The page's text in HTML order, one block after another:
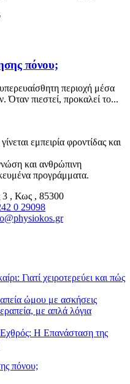
πόνου;
περιοχή μέσα
Όταν πιεστεί, προκαλεί το...
εμπειρία φροντίδας και
και ανθρώπινη
προγράμματα.
3 , Κως , 85300
0 29098
Γιατί χειροτερεύει και πώς
με απλά λόγια
Η Επανάσταση της
πόνου;